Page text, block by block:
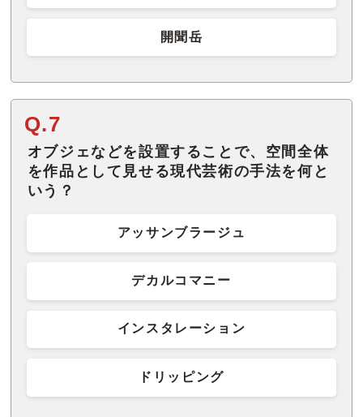
開聞岳
Q.7
オブジェなどを設置することで、空間全体
を作品として見せる現代芸術の手法を何と
いう？
アッサンブラージュ
デカルコマニー
インスタレーション
ドリッピング